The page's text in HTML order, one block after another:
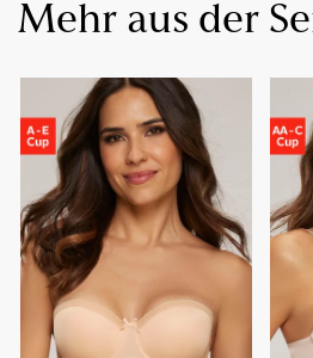
Mehr aus der